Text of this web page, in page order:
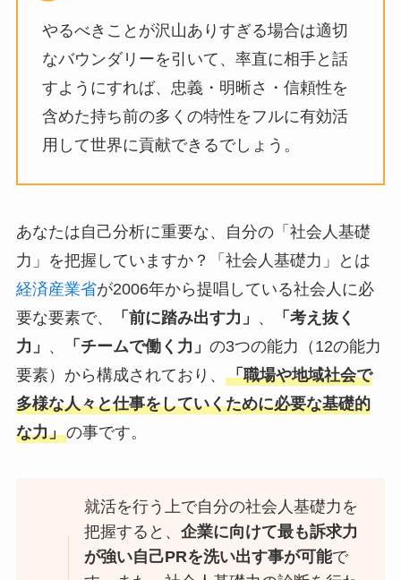
やるべきことが沢山ありすぎる場合は適切
なバウンダリーを引いて、率直に相手と話
すようにすれば、忠義・明晰さ・信頼性を
含めた持ち前の多くの特性をフルに有効活
用して世界に貢献できるでしょう。
あなたは自己分析に重要な、自分の「社会人基礎
力」を把握していますか？「社会人基礎力」とは
経済産業省が2006年から提唱している社会人に必
要な要素で、
「前に踏み出す力」 、
「考え抜く
力」 、 「チームで働く力」 の3つの能力（12の能力
要素）から構成されており、 「職場や地域社会で
多様な人々と仕事をしていくために必要な基礎的
な力」の事です。
就活を行う上で自分の社会人基礎力を
把握すると、企業に向けて最も訴求力
が強い自己PRを洗い出す事が可能で